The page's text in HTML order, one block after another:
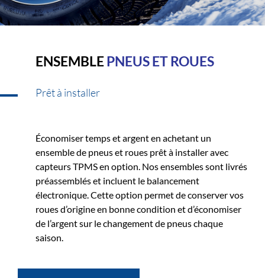
ENSEMBLEPNEUS ET ROUES
Prêt à installer
Économiser temps et argent en achetant un
ensemble de pneus et roues prêt à installer avec
capteurs TPMS en option. Nos ensembles sont livrés
préassemblés et incluent le balancement
électronique. Cette option permet de conserver vos
roues d’origine en bonne condition et d’économiser
de l’argent sur le changement de pneus chaque
saison.